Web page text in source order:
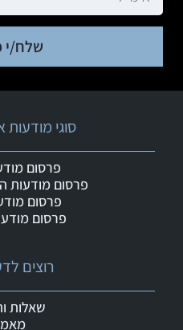
שלח/י
רוצים
שאלות
סוגי
פרסום
פרסום
פרסום
פרסום